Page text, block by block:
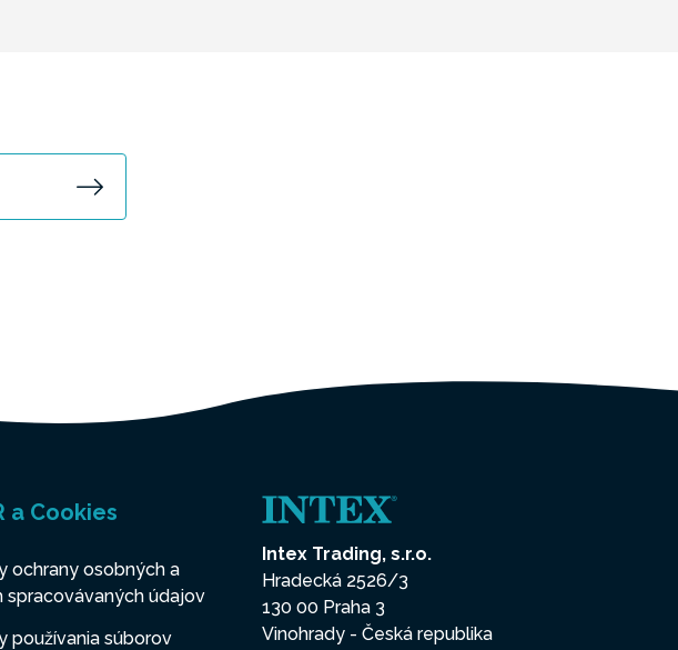
a Cookies
ochrany osobných a
spracovávaných údajov
používania súborov
Intex Trading, s.r.o.
Hradecká 2526/3
130 00 Praha 3
Vinohrady - Česká republika